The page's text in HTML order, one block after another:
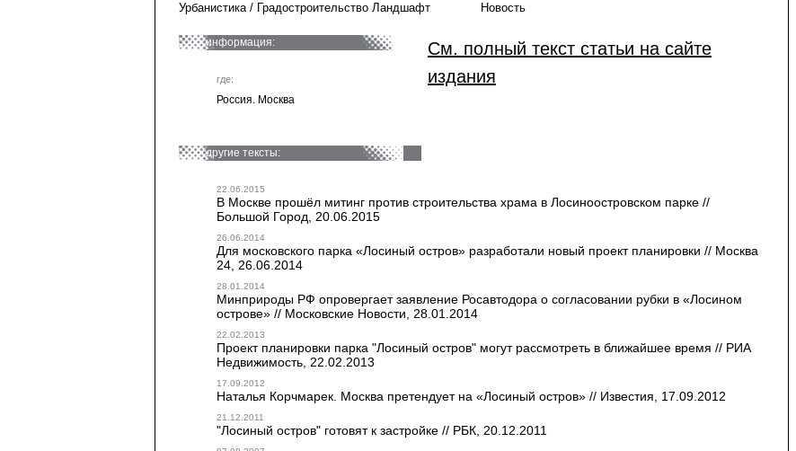
Урбанистика / Градостроительство Ландшафт Новость
информация:
где:
Россия. Москва
См. полный текст статьи на сайте
издания
другие тексты:
22.06.2015
В Москве прошёл митинг против строительства храма в Лосиноостровском парке //
Большой Город, 20.06.2015
26.06.2014
Для московского парка «Лосиный остров» разработали новый проект планировки // Москва
24, 26.06.2014
28.01.2014
Минприроды РФ опровергает заявление Росавтодора о согласовании рубки в «Лосином
острове» // Московские Новости, 28.01.2014
22.02.2013
Проект планировки парка "Лосиный остров" могут рассмотреть в ближайшее время // РИА
Недвижимость, 22.02.2013
17.09.2012
Наталья Корчмарек. Москва претендует на «Лосиный остров» // Известия, 17.09.2012
21.12.2011
"Лосиный остров" готовят к застройке // РБК, 20.12.2011